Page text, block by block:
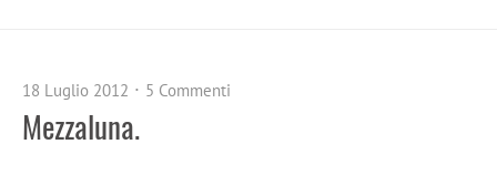
18 Luglio 2012 5 Commenti
Mezzaluna.